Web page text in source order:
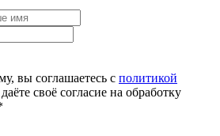
вы соглашаетесь с политикой
своё согласие на обработку